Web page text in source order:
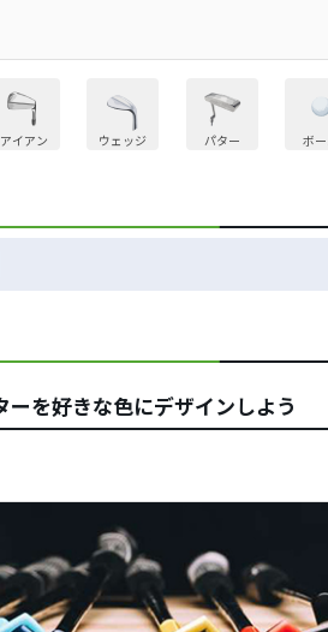
アイアン ウェッジ パター ボ
を好きな色にデザインしよう